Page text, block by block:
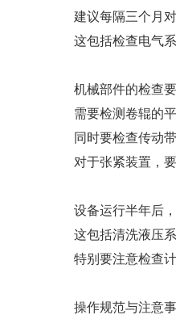
建议每隔三个月
这包括检查电气
机械部件的检查
需要检测卷辊的
同时要检查传动
对于张紧装置，
设备运行半年后
这包括清洗液压
特别要注意检查
操作规范与注意